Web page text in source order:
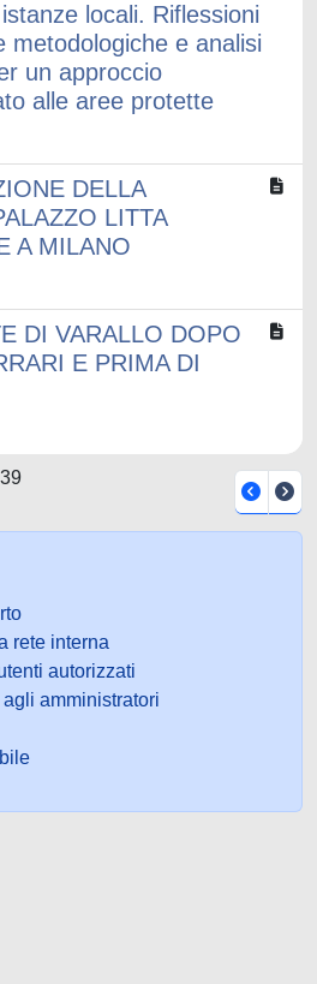
locali. Riflessioni
metodologiche e analisi
un approccio
alle aree protette
DELLA
LITTA
A MILANO
DI VARALLO DOPO
E PRIMA DI
rete interna
autorizzati
amministratori